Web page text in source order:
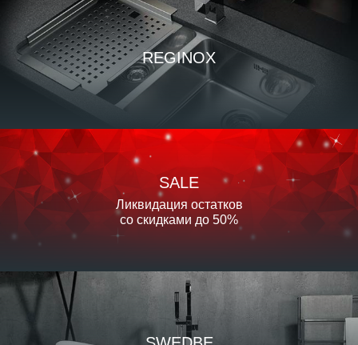
REGINOX
SALE
Ликвидация остатков
со скидками до 50%